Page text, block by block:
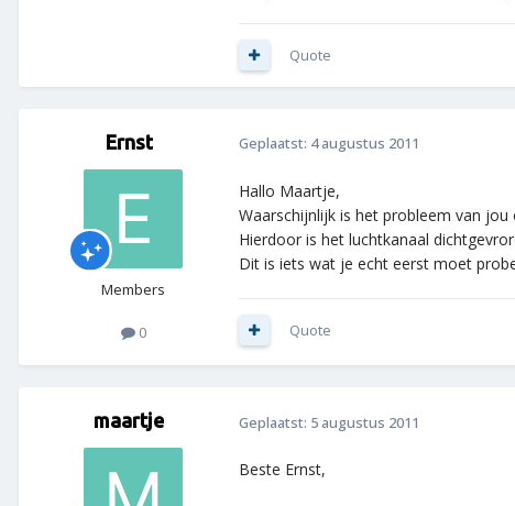
Quote
Ernst
Members
0
Geplaatst: 4 augustus 2011
Hallo Maartje,
Waarschijnlijk is het probleem van
Hierdoor is het luchtkanaal
Dit is iets wat je echt eerst moet
Quote
maartje Geplaatst: 5 augustus 2011
Beste Ernst,